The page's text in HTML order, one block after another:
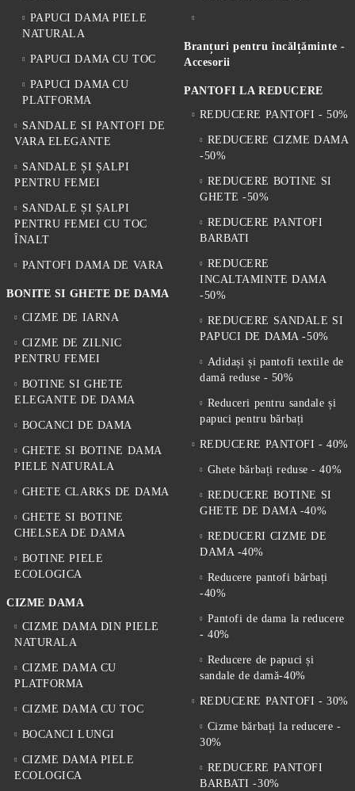
PAPUCI DAMA PIELE
NATURALA
PAPUCI DAMA CU TOC
PAPUCI DAMA CU
PLATFORMA
SANDALE SI PANTOFI DE
VARA ELEGANTE
SANDALE ȘI ȘALPI
PENTRU FEMEI
SANDALE ȘI ȘALPI
PENTRU FEMEI CU TOC
ÎNALT
PANTOFI DAMA DE VARA
BONITE SI GHETE DE DAMA
CIZME DE IARNA
CIZME DE ZILNIC
PENTRU FEMEI
BOTINE SI GHETE
ELEGANTE DE DAMA
BOCANCI DE DAMA
GHETE SI BOTINE DAMA
PIELE NATURALA
GHETE CLARKS DE DAMA
GHETE SI BOTINE
CHELSEA DE DAMA
BOTINE PIELE
ECOLOGICA
CIZME DAMA
CIZME DAMA DIN PIELE
NATURALA
CIZME DAMA CU
PLATFORMA
CIZME DAMA CU TOC
BOCANCI LUNGI
CIZME DAMA PIELE
ECOLOGICA
Branțuri pentru încălțăminte -
Accesorii
PANTOFI LA REDUCERE
REDUCERE PANTOFI - 50%
REDUCERE CIZME DAMA
-50%
REDUCERE BOTINE SI
GHETE -50%
REDUCERE PANTOFI
BARBATI
REDUCERE
INCALTAMINTE DAMA
-50%
REDUCERE SANDALE SI
PAPUCI DE DAMA -50%
Adidași și pantofi textile de
damă reduse - 50%
Reduceri pentru sandale și
papuci pentru bărbați
REDUCERE PANTOFI - 40%
Ghete bărbați reduse - 40%
REDUCERE BOTINE SI
GHETE DE DAMA -40%
REDUCERI CIZME DE
DAMA -40%
Reducere pantofi bărbați
-40%
Pantofi de dama la reducere
- 40%
Reducere de papuci și
sandale de damă-40%
REDUCERE PANTOFI - 30%
Cizme bărbați la reducere -
30%
REDUCERE PANTOFI
BARBATI -30%